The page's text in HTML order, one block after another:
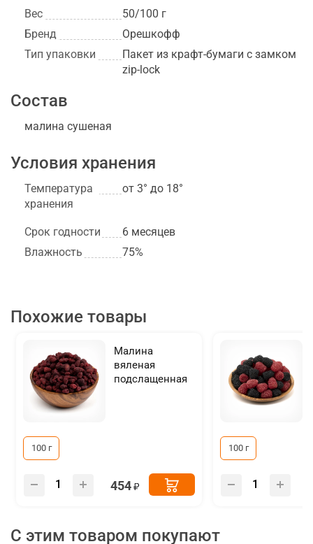
Вес
50/100 г
Бренд
Орешкофф
Тип упаковки
Пакет из крафт-бумаги с замком
zip-lock
Состав
малина сушеная
Условия хранения
Температура
хранения
от 3° до 18°
Срок годности
6 месяцев
Влажность
75%
Похожие товары
Малина
вяленая
подслащенная
100 г
454
100 г
С этим товаром покупают